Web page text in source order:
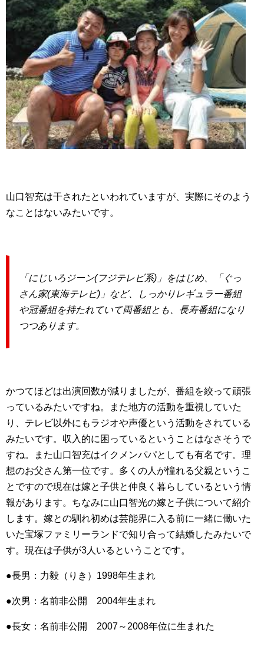
山口智充は干されたといわれていますが、実際にそのよう
なことはないみたいです。
「にじいろジーン(フジテレビ系)」をはじめ、「ぐっ
さん家(東海テレビ)」など、しっかりレギュラー番組
や冠番組を持たれていて両番組とも、長寿番組になり
つつあります。
かつてほどは出演回数が減りましたが、番組を絞って頑張
っているみたいですね。また地方の活動を重視していた
り、テレビ以外にもラジオや声優という活動をされている
みたいです。収入的に困っているということはなさそうで
すね。また山口智充はイクメンパパとしても有名です。理
想のお父さん第一位です。多くの人が憧れる父親というこ
とですので現在は嫁と子供と仲良く暮らしているという情
報があります。ちなみに山口智光の嫁と子供について紹介
します。嫁との馴れ初めは芸能界に入る前に一緒に働いた
いた宝塚ファミリーランドで知り合って結婚したみたいで
す。現在は子供が3人いるということです。
●長男：力毅（りき）1998年生まれ
●次男：名前非公開 2004年生まれ
●長女：名前非公開 2007～2008年位に生まれた